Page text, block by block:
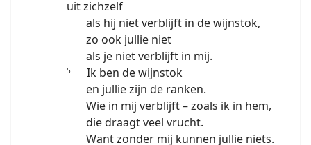
uit zichzelf
als hij niet verblijft in de wijnstok,
zo ook jullie niet
als je niet verblijft in mij.
5
Ik ben de wijnstok
en jullie zijn de ranken.
Wie in mij verblijft – zoals ik in hem,
die draagt veel vrucht.
Want zonder mij kunnen jullie niets.